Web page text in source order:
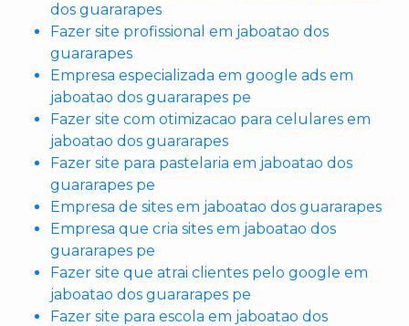
dos guararapes
Fazer site profissional em jaboatao dos
guararapes
Empresa especializada em google ads em
jaboatao dos guararapes pe
Fazer site com otimizacao para celulares em
jaboatao dos guararapes
Fazer site para pastelaria em jaboatao dos
guararapes pe
Empresa de sites em jaboatao dos guararapes
Empresa que cria sites em jaboatao dos
guararapes pe
Fazer site que atrai clientes pelo google em
jaboatao dos guararapes pe
Fazer site para escola em jaboatao dos